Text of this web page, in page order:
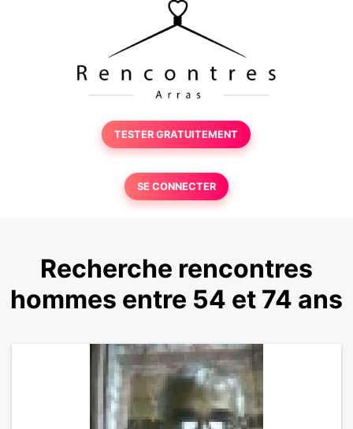
TESTER GRATUITEMENT
SE CONNECTER
Recherche rencontres
hommes entre 54 et 74 ans